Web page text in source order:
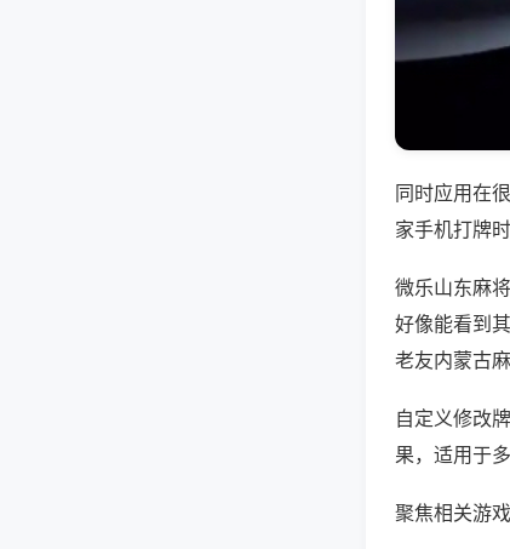
同时应用在
家手机打牌
微乐山东麻
好像能看到
老友内蒙古
自定义修改
果，适用于
聚焦相关游